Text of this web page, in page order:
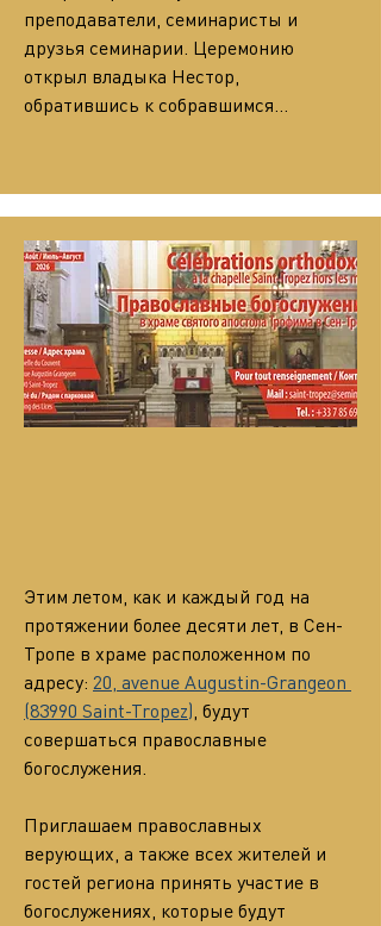
преподаватели, семинаристы и
друзья семинарии. Церемонию
открыл владыка Нестор,
обратившись к собравшимся…
Этим летом, как и каждый год на
протяжении более десяти лет, в Сен-
Тропе в храме расположенном по
адресу: 20, avenue Augustin-Grangeon
(83990 Saint-Tropez), будут
совершаться православные
богослужения.
Приглашаем православных
верующих, а также всех жителей и
гостей региона принять участие в
богослужениях, которые будут